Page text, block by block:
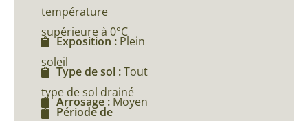
température
supérieure à 0°C
Exposition : Plein
soleil
Type de sol :Tout
type de sol drainé
Arrosage : Moyen
Période de